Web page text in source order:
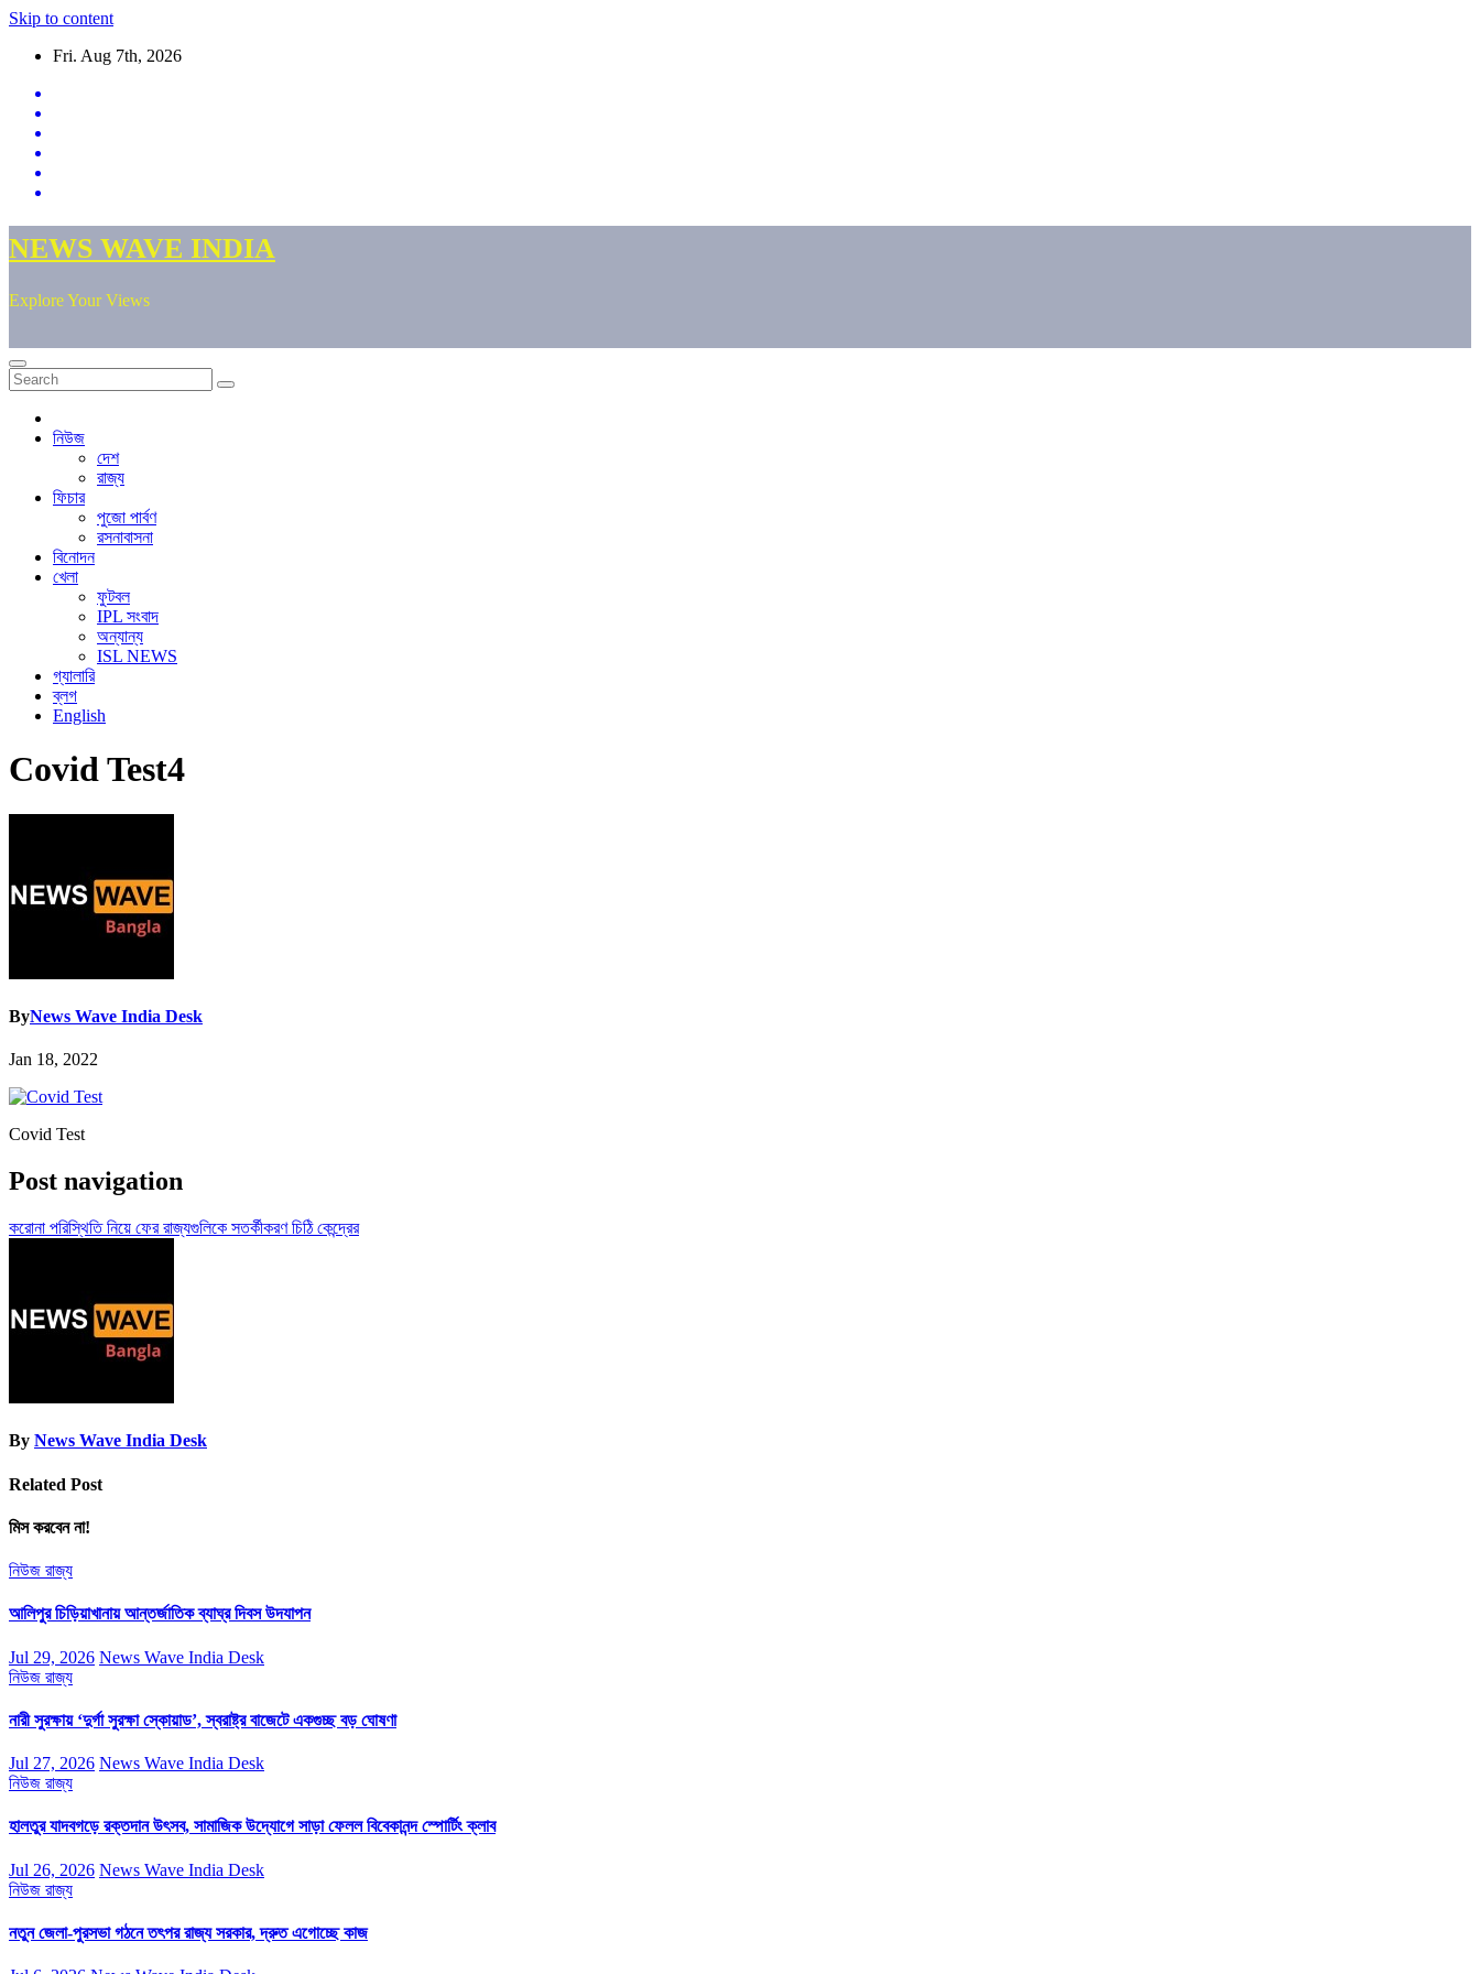
Skip to content
Fri. Aug 7th, 2026
NEWS WAVE INDIA
Explore Your Views
নিউজ
দেশ
রাজ্য
ফিচার
পুজো পার্বণ
রসনাবাসনা
বিনোদন
খেলা
ফুটবল
IPL সংবাদ
অন্যান্য
ISL NEWS
গ্যালারি
ব্লগ
English
Covid Test4
ByNews Wave India Desk
Jan 18, 2022
Covid Test
Post navigation
করোনা পরিস্থিতি নিয়ে ফের রাজ্যগুলিকে সতর্কীকরণ চিঠি কেন্দ্রের
By News Wave India Desk
Related Post
মিস করবেন না!
নিউজ রাজ্য
আলিপুর চিড়িয়াখানায় আন্তর্জাতিক ব্যাঘ্র দিবস উদযাপন
Jul 29, 2026 News Wave India Desk
নিউজ রাজ্য
নারী সুরক্ষায় ‘দুর্গা সুরক্ষা স্কোয়াড’, স্বরাষ্ট্র বাজেটে একগুচ্ছ বড় ঘোষণা
Jul 27, 2026 News Wave India Desk
নিউজ রাজ্য
হালতুর যাদবগড়ে রক্তদান উৎসব, সামাজিক উদ্যোগে সাড়া ফেলল বিবেকানন্দ স্পোর্টিং ক্লাব
Jul 26, 2026 News Wave India Desk
নিউজ রাজ্য
নতুন জেলা-পুরসভা গঠনে তৎপর রাজ্য সরকার, দ্রুত এগোচ্ছে কাজ